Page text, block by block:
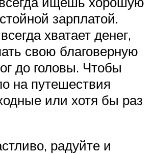
зарплатой.
хватает денег,
свою благоверную
до головы. Чтобы
на путешествия
или хотя бы раз
радуйте и